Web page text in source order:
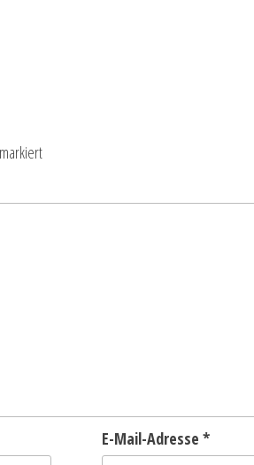
markiert
E-Mail-Adresse *